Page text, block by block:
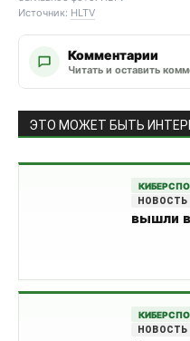
Источник: HLTV
Комментарии
Читать и оставить
ЭТО МОЖЕТ БЫТЬ
вышли